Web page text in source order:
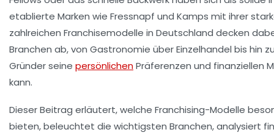
etablierte Marken wie Fressnapf und Kamps mit ihrer
zahlreichen Franchisemodelle in Deutschland decken
Branchen ab, von Gastronomie über Einzelhandel bis hin
Gründer seine persönlichenPräferenzen und finanziellen
kann.
Dieser Beitrag erläutert, welche Franchising-Modelle
bieten, beleuchtet die wichtigsten Branchen, analysiert